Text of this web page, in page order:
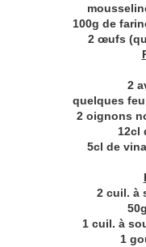
100g de
2 œufs
2
quelques
2 oignons
12cl
5cl de
2 cuil. à
1 cuil. à
1